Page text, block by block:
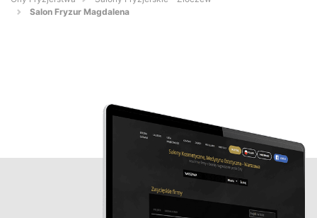
Salon Fryzur Magdalena